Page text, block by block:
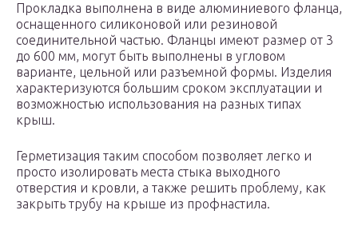
Прокладка выполнена в виде алюминиевого фланца,
оснащенного силиконовой или резиновой
соединительной частью. Фланцы имеют размер от 3
до 600 мм, могут быть выполнены в угловом
варианте, цельной или разъемной формы. Изделия
характеризуются большим сроком эксплуатации и
возможностью использования на разных типах
крыш.
Герметизация таким способом позволяет легко и
просто изолировать места стыка выходного
отверстия и кровли, а также решить проблему, как
закрыть трубу на крыше из профнастила.